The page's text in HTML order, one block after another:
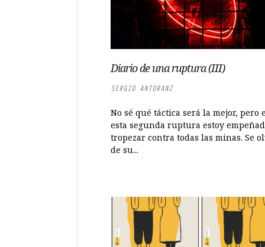
Diario de una ruptura (III)
SERGIO ANTORANZ
No sé qué táctica será la mejor, pero
esta segunda ruptura estoy
tropezar contra todas las minas. Se
de su...